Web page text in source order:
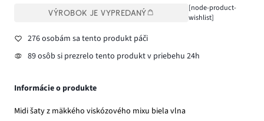
VÝROBOK JE VYPREDANÝ
[node-product-
wishlist]
276 osobám sa tento produkt páči
89 osôb si prezrelo tento produkt v priebehu 24h
Informácie o produkte
Midi šaty z mäkkého viskózového mixu biela vlna